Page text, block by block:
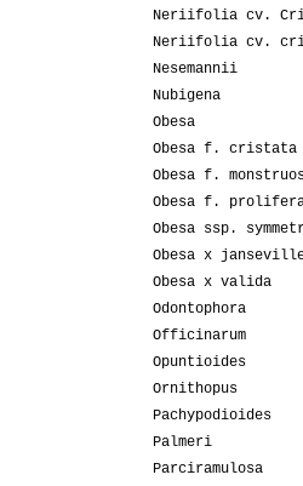
Neriifolia cv.
Neriifolia cv.
Nesemannii
Nubigena
Obesa
Obesa f. cristata
Obesa f.
Obesa f.
Obesa ssp.
Obesa x
Obesa x valida
Odontophora
Officinarum
Opuntioides
Ornithopus
Pachypodioides
Palmeri
Parciramulosa